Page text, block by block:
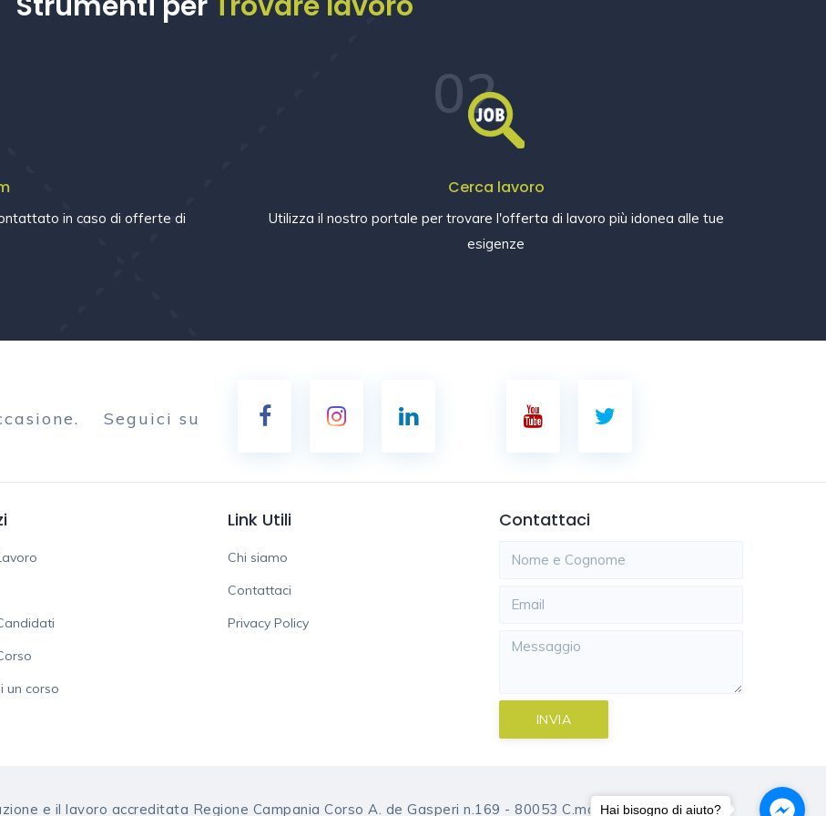
in caso di offerte di
02
Cerca lavoro
Utilizza il nostro portale per trovare l'offerta di lavoro più idonea alle tue
esigenze
Seguici su
un corso
Link Utili
Chi siamo
Contattaci
Privacy Policy
Contattaci
INVIA
e il lavoro accreditata Regione Campania Corso A. de Gasperi n.169 - 80053 C.mare di Stabia (NA)
Hai bisogno di aiuto?